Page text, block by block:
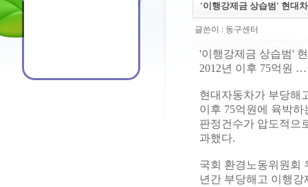
'이행강제금 상습범' 현대
글쓴이 : 동구센터
'이행강제금 상습범'
2012년 이후 75억원
현대자동차가 부당해
이후 75억원에 육박
판정건수가 압도적으
과했다.
국회 환경노동위원회
년간 부당해고 이행